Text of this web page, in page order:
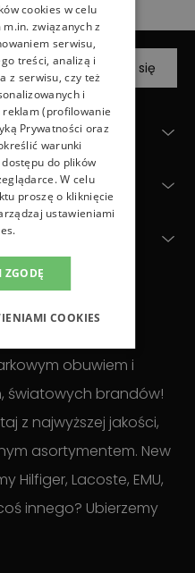
pierwszy Zapisz się
obuwiem i
światowych brandów!
z najwyższej jakości,
asortymentem. New
Hilfiger, Lacoste, EMU,
innego? Ubierzemy
cookies w celu
związanych z
serwisu,
treści, analizą i
z serwisu, czy też
i
(profilowanie
Prywatności oraz
warunki
do plików
W celu
proszę o kliknięcie
ustawieniami
ZGODĘ
COOKIES